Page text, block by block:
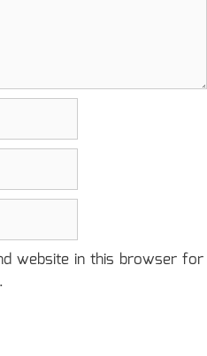
website in this browser for